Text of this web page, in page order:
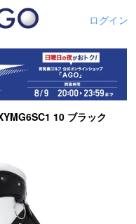
ログイン
10 ブラック